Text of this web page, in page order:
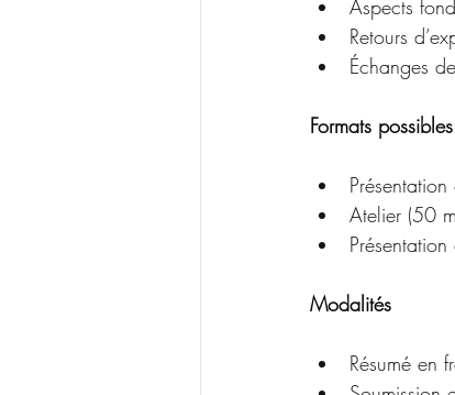
Aspects
Retours
Échanges
Formats possibles
Atelier (50
Modalités
Résumé en